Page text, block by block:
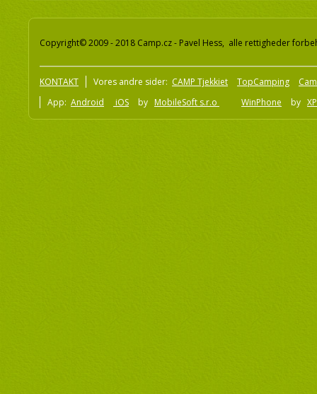
Copyright© 2009 - 2018 Camp.cz - Pavel Hess, alle rettigheder
KONTAKT Vores andre sider: CAMP Tjekkiet TopCamping
App: Android iOS by MobileSoft s.r.o WinPhone by